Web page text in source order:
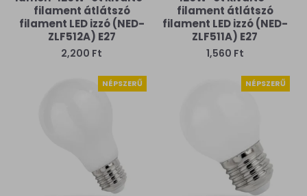
filament átlátszó
filament LED izzó (NED-
ZLF512A) E27
2,200 Ft
filament átlátszó
filament LED izzó (NED-
ZLF511A) E27
1,560 Ft
NÉPSZERŰ NÉPSZERŰ